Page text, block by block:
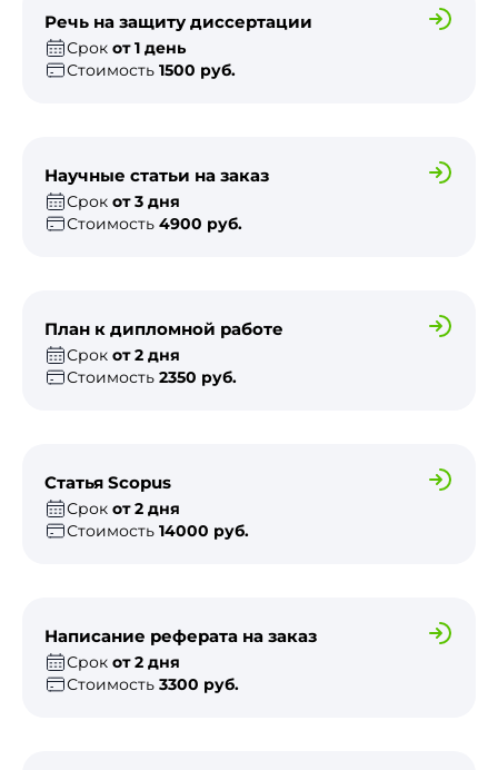
Речь на защиту диссертации
Срок от 1 день
Стоимость 1500 руб.
Научные статьи на заказ
Срок от 3 дня
Стоимость 4900 руб.
План к дипломной работе
Срок от 2 дня
Стоимость 2350 руб.
Статья Scopus
Срок от 2 дня
Стоимость 14000 руб.
Написание реферата на заказ
Срок от 2 дня
Стоимость 3300 руб.